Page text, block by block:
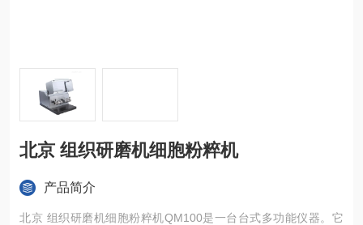
北京 组织研磨机细胞粉粹机
产品简介
北京 组织研磨机细胞粉粹机QM100是一台台式多功能仪器。它